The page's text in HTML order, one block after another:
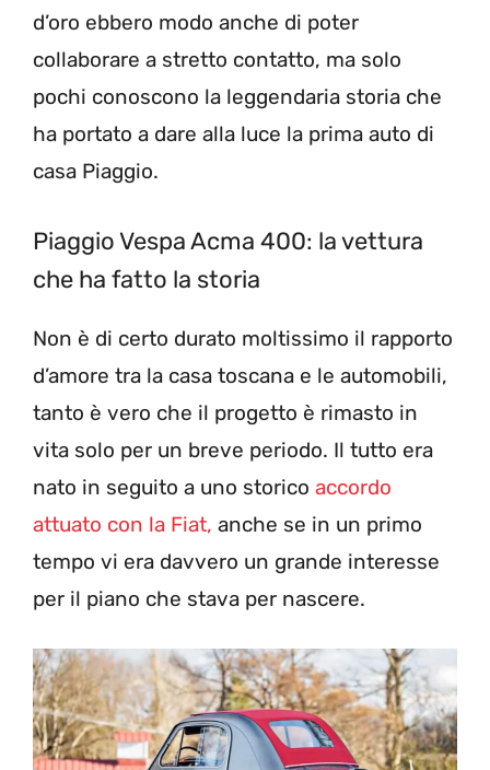
d’oro ebbero modo anche di poter
collaborare a stretto contatto, ma solo
pochi conoscono la leggendaria storia che
ha portato a dare alla luce la prima auto di
casa Piaggio.
Piaggio Vespa Acma 400: la vettura
che ha fatto la storia
Non è di certo durato moltissimo il rapporto
d’amore tra la casa toscana e le automobili,
tanto è vero che il progetto è rimasto in
vita solo per un breve periodo. Il tutto era
nato in seguito a uno storico accordo
attuato con la Fiat, anche se in un primo
tempo vi era davvero un grande interesse
per il piano che stava per nascere.